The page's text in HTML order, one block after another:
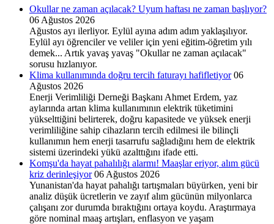
haline
geldi?
Okullar ne zaman açılacak? Uyum haftası ne zaman başlıyor?
06 Ağustos 2026
Ağustos ayı ilerliyor. Eylül ayına adım adım yaklaşılıyor.
Eylül ayı öğrenciler ve veliler için yeni eğitim-öğretim yılı
demek... Artık yavaş yavaş "Okullar ne zaman açılacak"
sorusu hızlanıyor.
Klima kullanımında doğru tercih faturayı hafifletiyor 06
Ağustos 2026
Enerji Verimliliği Derneği Başkanı Ahmet Erdem, yaz
aylarında artan klima kullanımının elektrik tüketimini
yükselttiğini belirterek, doğru kapasitede ve yüksek enerji
verimliliğine sahip cihazların tercih edilmesi ile bilinçli
kullanımın hem enerji tasarrufu sağladığını hem de elektrik
sistemi üzerindeki yükü azalttığını ifade etti.
Komşu'da hayat pahalılığı alarmı! Maaşlar eriyor, alım gücü
kriz derinleşiyor 06 Ağustos 2026
Yunanistan'da hayat pahalığı tartışmaları büyürken, yeni bir
analiz düşük ücretlerin ve zayıf alım gücünün milyonlarca
çalışanı zor durumda bıraktığını ortaya koydu. Araştırmaya
göre nominal maaş artışları, enflasyon ve yaşam